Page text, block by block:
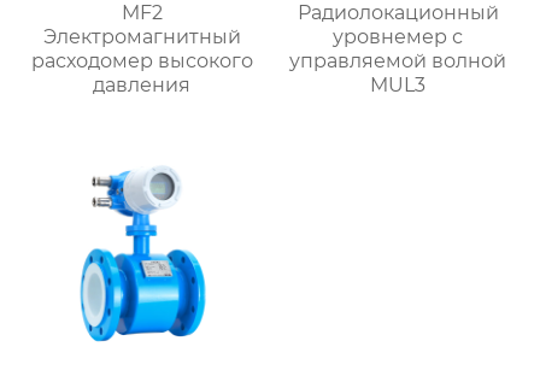
MF2
Электромагнитный
расходомер высокого
давления
Радиолокационный
уровнемер с
управляемой волной
MUL3